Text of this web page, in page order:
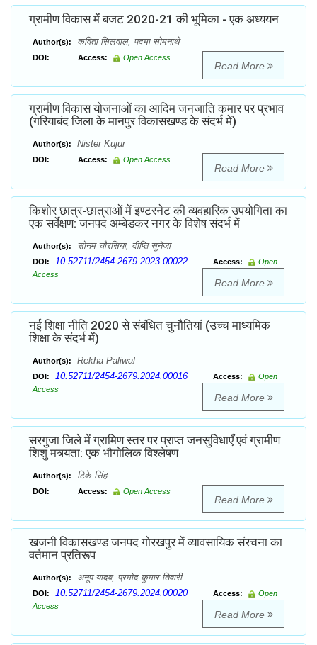
ग्रामीण विकास में बजट 2020-21 की भूमिका - एक अध्ययन
Author(s): कविता सिलवाल, पदमा सोमनाथे
DOI: Access: Open Access
Read More
ग्रामीण विकास योजनाओं का आदिम जनजाति कमार पर प्रभाव
(गरियाबंद जिला के मानपुर विकासखण्ड के संदर्भ में)
Author(s): Nister Kujur
DOI: Access: Open Access
Read More
किशोर छात्र-छात्राओं में इण्टरनेट की व्यवहारिक उपयोगिता का
एक सर्वेक्षण: जनपद अम्बेडकर नगर के विशेष संदर्भ में
Author(s): सोनम चौरसिया, दीप्ति सुनेजा
DOI: 10.52711/2454-2679.2023.00022 Access:
Open
Access
Read More
नई शिक्षा नीति 2020 से संबंधित चुनौतियां (उच्च माध्यमिक
शिक्षा के संदर्भ में)
Author(s): Rekha Paliwal
DOI: 10.52711/2454-2679.2024.00016 Access:
Open
Access
Read More
सरगुजा जिले में ग्रामिण स्तर पर प्राप्त जनसुविधाएँ एवं ग्रामीण
शिशु मत्र्यता: एक भौगोलिक विश्लेषण
Author(s): टिके सिंह
DOI: Access: Open Access
Read More
खजनी विकासखण्ड जनपद गोरखपुर में व्यावसायिक संरचना का
वर्तमान प्रतिरूप
Author(s): अनूप यादव, प्रमोद कुमार तिवारी
DOI: 10.52711/2454-2679.2024.00020 Access:
Open
Access
Read More